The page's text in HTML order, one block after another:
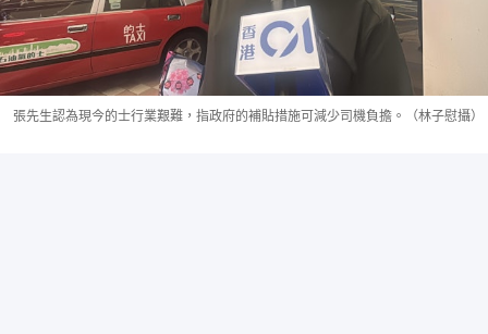
張先生認為現今的士行業艱難，指政府的補貼措施可減少司機負擔。（林子慰攝）